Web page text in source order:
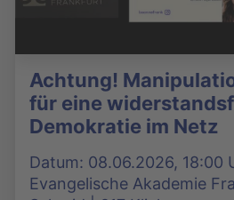
Achtung!
für eine
Demokratie im Netz
Datum: 08.06.2026, 18:00
Evangelische Akademie